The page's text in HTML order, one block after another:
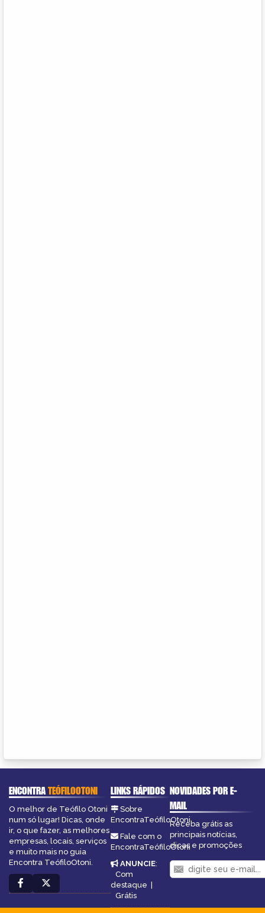
ENCONTRATEÓFILOOTONI
O melhor de Teófilo Otoni
num só lugar! Dicas, onde
ir, o que fazer, as melhores
empresas, locais, serviços
e muito mais no guia
Encontra TeófiloOtoni.
LINKS RÁPIDOS
Sobre
EncontraTeófiloOtoni
Fale com o
EncontraTeófiloOtoni
ANUNCIE:
Com
destaque
Grátis
NOVIDADES POR E-
MAIL
Receba grátis as
principais notícias,
dicas e promoções